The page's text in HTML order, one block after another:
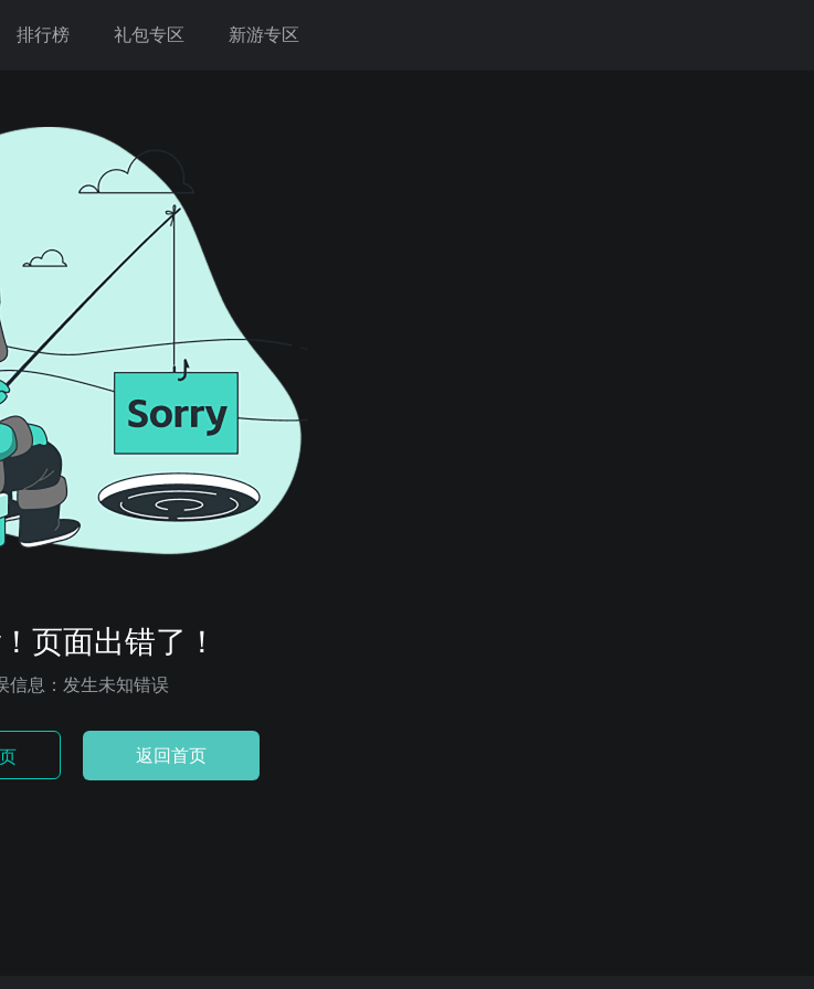
排行榜 礼包专区 新游专区
页面出错了！
信息：发生未知错误
返回首页